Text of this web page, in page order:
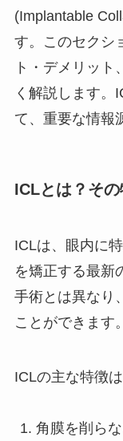
(Implantable
す。このセクシ
ト・デメリット
く解説します。
て、重要な情報
ICLとは？そ
ICLは、眼内に
を矯正する最新
手術とは異なり
ことができます。
ICLの主な特徴
角膜を削ら